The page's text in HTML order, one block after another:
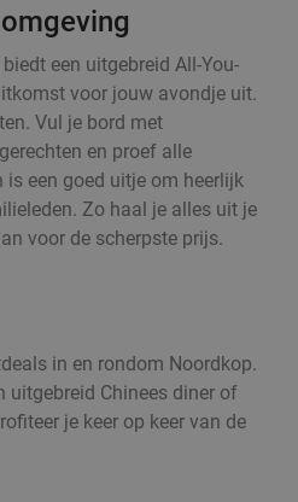
een uitgebreid All-You-
voor jouw avondje uit.
Vul je bord met
en proef alle
is een goed uitje om heerlijk
Zo haal je alles uit je
voor de scherpste prijs.
in en rondom Noordkop.
uitgebreid Chinees diner of
je keer op keer van de